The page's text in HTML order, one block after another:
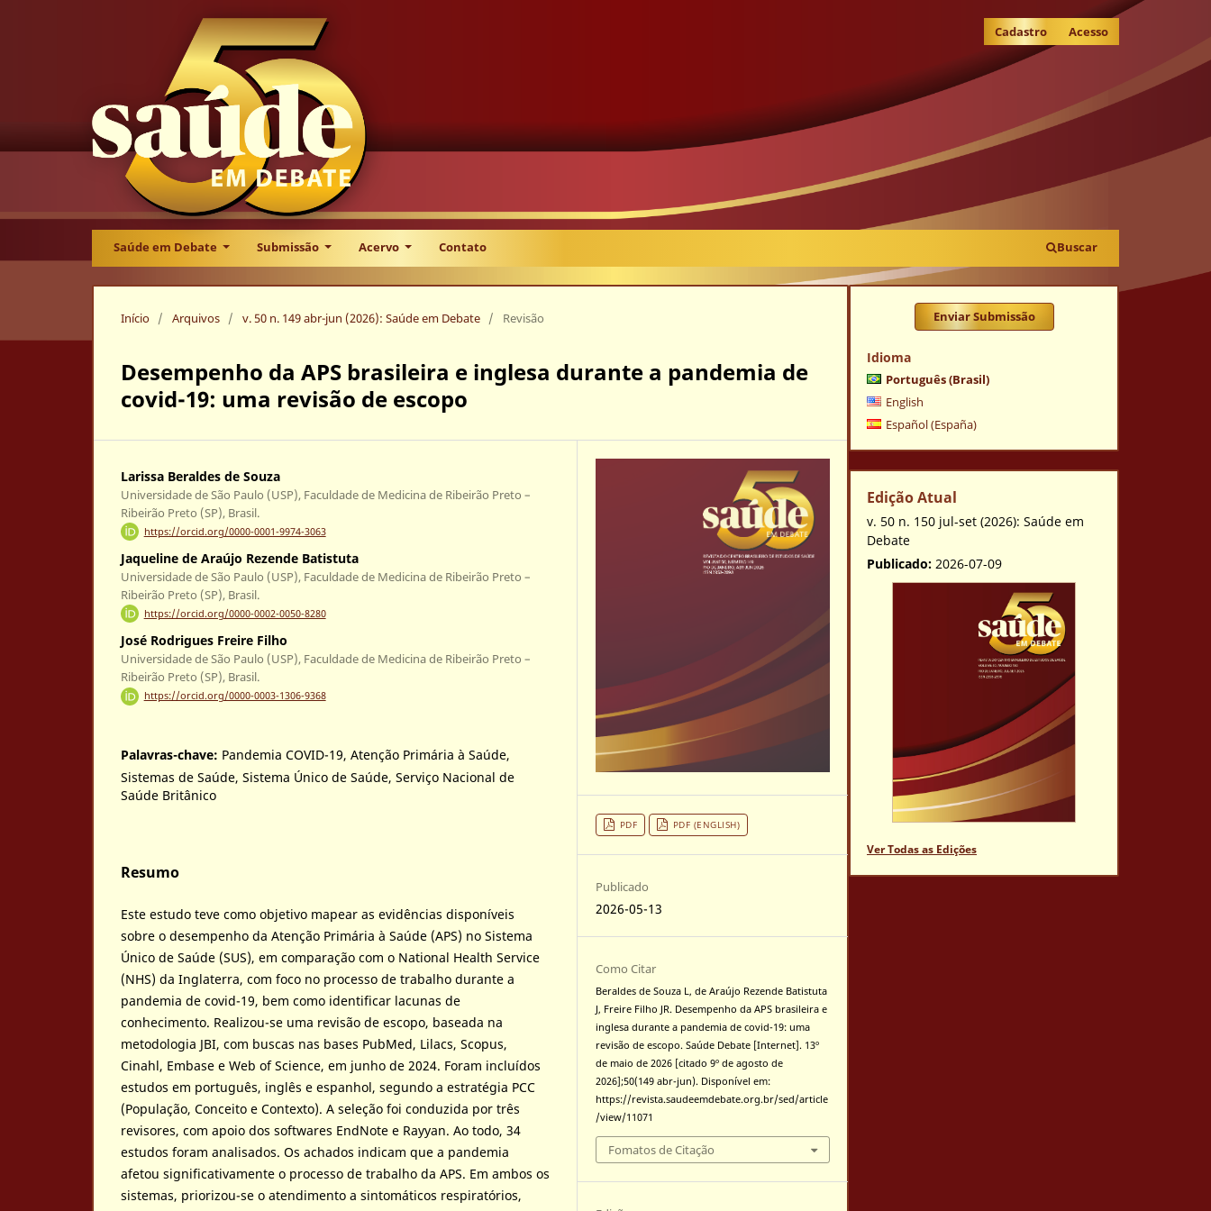
Cadastro Acesso
Saúde em Debate Submissão Acervo Contato Buscar
Início / Arquivos / v. 50 n. 149 abr-jun (2026): Saúde em Debate / Revisão
Desempenho da APS brasileira e inglesa durante a pandemia de
covid-19: uma revisão de escopo
Larissa Beraldes de Souza
Universidade de São Paulo (USP), Faculdade de Medicina de Ribeirão Preto –
Ribeirão Preto (SP), Brasil.
https://orcid.org/0000-0001-9974-3063
Jaqueline de Araújo Rezende Batistuta
Universidade de São Paulo (USP), Faculdade de Medicina de Ribeirão Preto –
Ribeirão Preto (SP), Brasil.
https://orcid.org/0000-0002-0050-8280
José Rodrigues Freire Filho
Universidade de São Paulo (USP), Faculdade de Medicina de Ribeirão Preto –
Ribeirão Preto (SP), Brasil.
https://orcid.org/0000-0003-1306-9368
Palavras-chave: Pandemia COVID-19, Atenção Primária à Saúde,
Sistemas de Saúde, Sistema Único de Saúde, Serviço Nacional de
Saúde Britânico
Resumo
Este estudo teve como objetivo mapear as evidências disponíveis
sobre o desempenho da Atenção Primária à Saúde (APS) no Sistema
Único de Saúde (SUS), em comparação com o National Health Service
(NHS) da Inglaterra, com foco no processo de trabalho durante a
pandemia de covid-19, bem como identificar lacunas de
conhecimento. Realizou-se uma revisão de escopo, baseada na
metodologia JBI, com buscas nas bases PubMed, Lilacs, Scopus,
Cinahl, Embase e Web of Science, em junho de 2024. Foram incluídos
estudos em português, inglês e espanhol, segundo a estratégia PCC
(População, Conceito e Contexto). A seleção foi conduzida por três
revisores, com apoio dos softwares EndNote e Rayyan. Ao todo, 34
estudos foram analisados. Os achados indicam que a pandemia
afetou significativamente o processo de trabalho da APS. Em ambos os
sistemas, priorizou-se o atendimento a sintomáticos respiratórios,
PDF PDF (ENGLISH)
Publicado
2026-05-13
Como Citar
Beraldes de Souza L, de Araújo Rezende Batistuta
J, Freire Filho JR. Desempenho da APS brasileira e
inglesa durante a pandemia de covid-19: uma
revisão de escopo. Saúde Debate [Internet]. 13º
de maio de 2026 [citado 9º de agosto de
2026];50(149 abr-jun). Disponível em:
https://revista.saudeemdebate.org.br/sed/article
/view/11071
Fomatos de Citação
Enviar Submissão
Idioma
Português (Brasil)
English
Español (España)
Edição Atual
v. 50 n. 150 jul-set (2026): Saúde em
Debate
Publicado: 2026-07-09
Ver Todas as Edições